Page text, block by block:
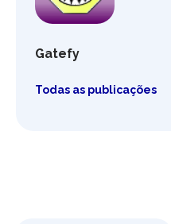
Gatefy
Todas as publicações